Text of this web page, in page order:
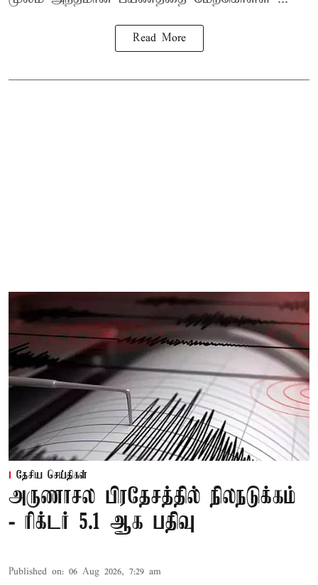
Read More
தேசிய செய்திகள்
அருணாசல பிரதேசத்தில் நிலநடுக்கம்
- ரிக்டர் 5.1 ஆக பதிவு
Published on: 06 Aug 2026, 7:29 am